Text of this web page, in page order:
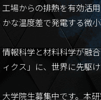
工場からの排熱を有効活
かな温度差で発電する微
情報科学と材料科学が融
ィクス」に、世界に先駆
大学院生募集中です。本